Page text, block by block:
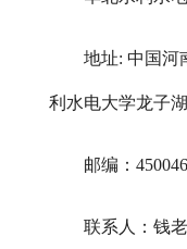
地址: 中国河
利水电大学龙子
邮编： 450046
联系人： 钱